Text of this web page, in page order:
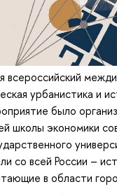
всероссийский
урбанистика и
было
школы экономики
со всей России –
в области